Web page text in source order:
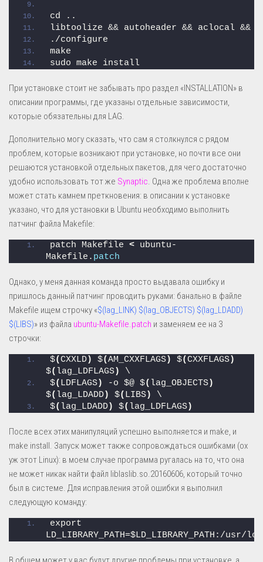
cd ..
libtoolize && autoheader && aclocal &&
./configure
make
sudo make install
При установке стоит не забывать про раздел «INSTALLATION» в
описании программы, где указаны отдельные зависимости,
которые обязательны для LAG.
Дополнительно могу сказать, что сам я столкнулся с рядом
проблем, которые возникают при установке, но почти все они
решаются установкой отдельных пакетов, для чего достаточно
удобно использовать тот же Synaptic. Одна же проблема вполне
может стать камнем преткновения: в описании к установке
указано, что для установки в Ubuntu необходимо выполнить
патчинг файла Makefile:
patch Makefile < ubuntu-
Makefile. patch
Однако, у меня данная команда просто выдавала ошибку и
пришлось данный патчинг проводить руками: банально в файле
Makefile ищем строчку «$(lag_LINK) $(lag_OBJECTS) $(lag_LDADD)
$(LIBS)» из файла ubuntu-Makefile.patch и заменяем ее на 3
строчки:
$(CXXLD) $(AM_CXXFLAGS) $(CXXFLAGS)
$( lag_LDFLAGS)
\
$( LDFLAGS) -o $@ $( lag_OBJECTS)
$( lag_LDADD) $( LIBS)
\
$( lag_LDADD) $( lag_LDFLAGS)
После всех этих манипуляций успешно выполняется и make, и
make install. Запуск может также сопровождаться ошибками (ох
уж этот Linux): в моем случае программа ругалась на то, что она
не может никак найти файл liblaslib.so.20160606, который точно
был в системе. Для исправления этой ошибки я выполнил
следующую команду:
export
LD_LIBRARY_PATH=$LD_LIBRARY_PATH:/